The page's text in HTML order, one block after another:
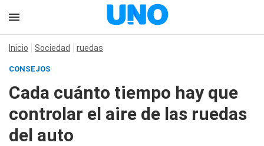
Inicio Sociedad ruedas
CONSEJOS
Cada cuánto tiempo hay que
controlar el aire de las ruedas
del auto